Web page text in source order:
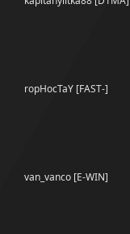
ropHocTaY [FAST-]
van_vanco [E-WIN]